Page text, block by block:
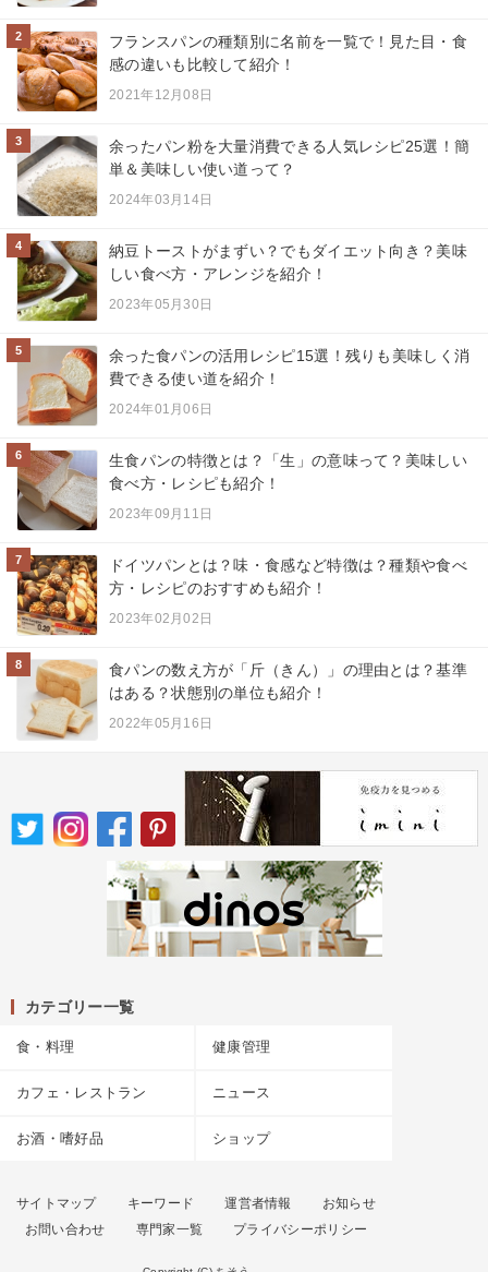
2
フランスパンの種類別に名前を一覧で！見た目・食
感の違いも比較して紹介！
2021年12月08日
3
余ったパン粉を大量消費できる人気レシピ25選！簡
単＆美味しい使い道って？
2024年03月14日
4
納豆トーストがまずい？でもダイエット向き？美味
しい食べ方・アレンジを紹介！
2023年05月30日
5
余った食パンの活用レシピ15選！残りも美味しく消
費できる使い道を紹介！
2024年01月06日
6
生食パンの特徴とは？「生」の意味って？美味しい
食べ方・レシピも紹介！
2023年09月11日
7
ドイツパンとは？味・食感など特徴は？種類や食べ
方・レシピのおすすめも紹介！
2023年02月02日
8
食パンの数え方が「斤（きん）」の理由とは？基準
はある？状態別の単位も紹介！
2022年05月16日
カテゴリー一覧
食・料理 健康管理
カフェ・レストラン ニュース
お酒・嗜好品 ショップ
サイトマップ キーワード 運営者情報
お知らせ
お問い合わせ
専門家一覧 プライバシーポリシー